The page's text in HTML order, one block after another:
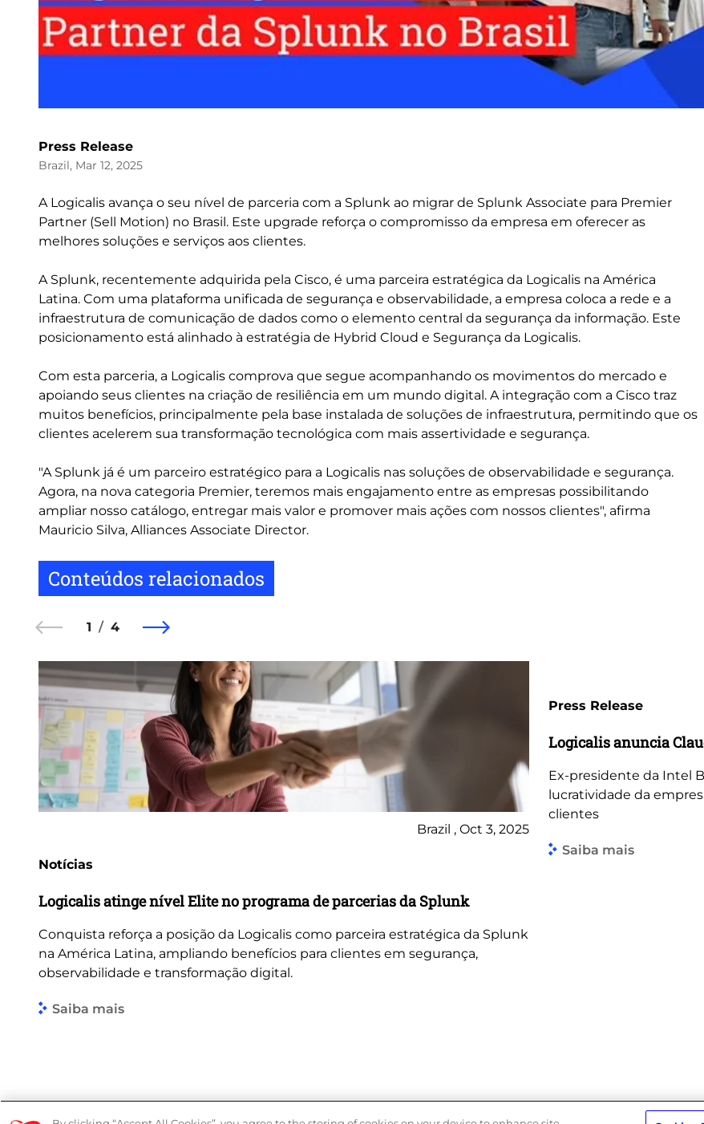
Press Release
Brazil, Mar 12, 2025
A Logicalis avança o seu nível de parceria com a Splunk ao migrar de Splunk Associate para Premier
Partner (Sell Motion) no Brasil. Este upgrade reforça o compromisso da empresa em oferecer as
melhores soluções e serviços aos clientes.
A Splunk, recentemente adquirida pela Cisco, é uma parceira estratégica da Logicalis na América
Latina. Com uma plataforma unificada de segurança e observabilidade, a empresa coloca a rede e a
infraestrutura de comunicação de dados como o elemento central da segurança da informação. Este
posicionamento está alinhado à estratégia de Hybrid Cloud e Segurança da Logicalis.
Com esta parceria, a Logicalis comprova que segue acompanhando os movimentos do mercado e
apoiando seus clientes na criação de resiliência em um mundo digital. A integração com a Cisco traz
muitos benefícios, principalmente pela base instalada de soluções de infraestrutura, permitindo que os
clientes acelerem sua transformação tecnológica com mais assertividade e segurança.
"A Splunk já é um parceiro estratégico para a Logicalis nas soluções de observabilidade e segurança.
Agora, na nova categoria Premier, teremos mais engajamento entre as empresas possibilitando
ampliar nosso catálogo, entregar mais valor e promover mais ações com nossos clientes", afirma
Mauricio Silva, Alliances Associate Director.
Conteúdos relacionados
1 4
Brazil , Oct 3, 2025
Notícias
Logicalis atinge nível Elite no programa de parcerias da Splunk
Conquista reforça a posição da Logicalis como parceira estratégica da Splunk
na América Latina, ampliando benefícios para clientes em segurança,
observabilidade e transformação digital.
Saiba mais
Press Release
Logicalis anuncia
Ex-presidente da Intel
lucratividade da
clientes
Saiba mais